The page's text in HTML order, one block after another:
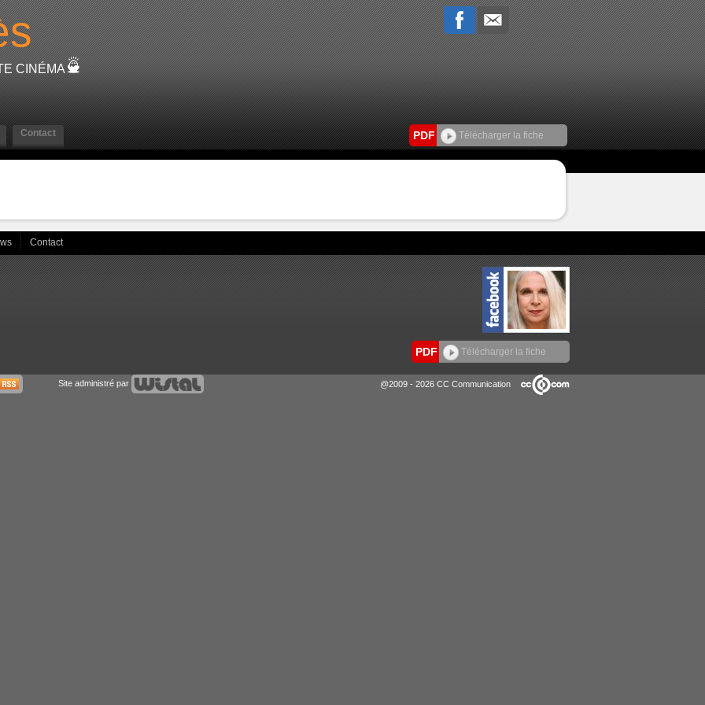
CINÉMA
Contact PDF Télécharger la fiche
Contact
PDF Télécharger la fiche
Site administré par @2009 - 2026 CC Communication